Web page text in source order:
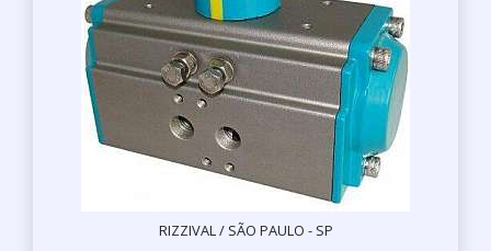
RIZZIVAL / SÃO PAULO - SP